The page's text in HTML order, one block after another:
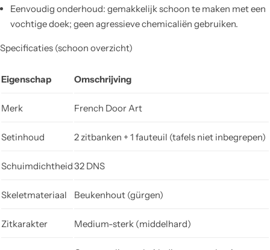
Eenvoudig onderhoud: gemakkelijk schoon te maken met een
vochtige doek; geen agressieve chemicaliën gebruiken.
Specificaties (schoon overzicht)
Eigenschap Omschrijving
Merk French Door Art
Setinhoud 2 zitbanken + 1 fauteuil (tafels niet inbegrepen)
Schuimdichtheid32 DNS
Skeletmateriaal Beukenhout (gürgen)
Zitkarakter Medium-sterk (middelhard)